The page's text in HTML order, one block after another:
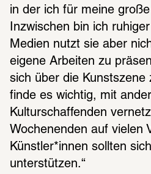
in der ich für meine
Inzwischen bin ich
Medien nutzt sie aber
eigene Arbeiten zu
sich über die Kunstszene
finde es wichtig, mit
Kulturschaffenden
Wochenenden auf vielen
Künstler*innen sollten
unterstützen.“